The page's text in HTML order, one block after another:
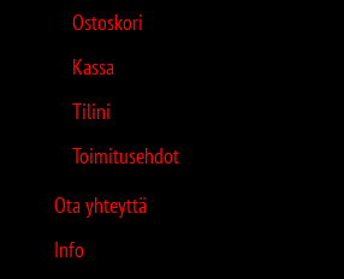
Ostoskori
Kassa
Tilini
Toimitusehdot
Ota yhteyttä
Info